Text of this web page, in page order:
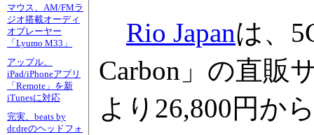
マウス、AM/FMラ
ジオ搭載オーディ
オプレーヤー
「Lyumo M33」
アップル、
iPad/iPhoneアプリ
「Remote」を新
iTunesに対応
完実、beats by
dr.dreのヘッドフォ
Rio Japanは、
Carbon」の直販
より26,800円か